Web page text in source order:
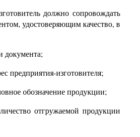
должно сопровождать
удостоверяющим качество, в
документа;
предприятия-изготовителя;
обозначение продукции;
отгружаемой продукции